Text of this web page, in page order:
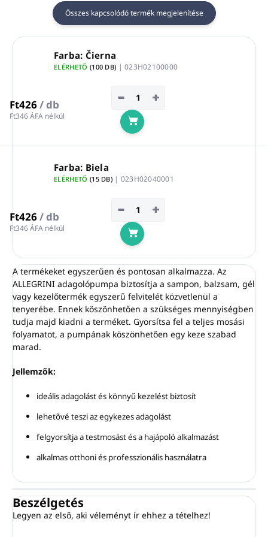
100%-ban
OLASZORSZÁGBAN
100%-ban
OLASZORSZÁGBAN
KÉSZÜLT
Összes kapcsolódó termék megjelenítése
Farba: Čierna
ELÉRHETŐ (100 DB) | 023H02100000
Ft426/ db
Ft346 ÁFA nélkül
+
−
Kosárba
Farba: Biela
ELÉRHETŐ (15 DB) | 023H02040001
Ft426/ db
Ft346 ÁFA nélkül
+
−
Kosárba
A termékeket egyszerűen és pontosan alkalmazza. Az
ALLEGRINI adagolópumpa biztosítja a sampon, balzsam, gél
vagy kezelőtermék egyszerű felvitelét közvetlenül a
tenyerébe. Ennek köszönhetően a szükséges mennyiségben
tudja majd kiadni a terméket. Gyorsítsa fel a teljes mosási
folyamatot, a pumpának köszönhetően egy keze szabad
marad.
Jellemzők:
ideális adagolást és könnyű kezelést biztosít
lehetővé teszi az egykezes adagolást
felgyorsítja a testmosást és a hajápoló alkalmazást
alkalmas otthoni és professzionális használatra
Beszélgetés
Legyen az első, aki véleményt ír ehhez a tételhez!